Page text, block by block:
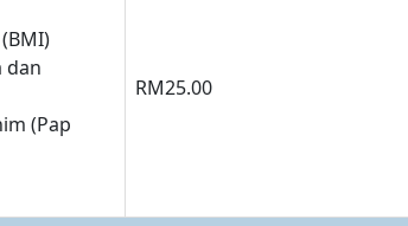
dan
(Pap
RM25.00